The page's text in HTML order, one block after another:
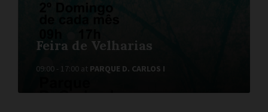
Feira de Velharias
09:00 - 17:00 at PARQUE D. CARLOS I